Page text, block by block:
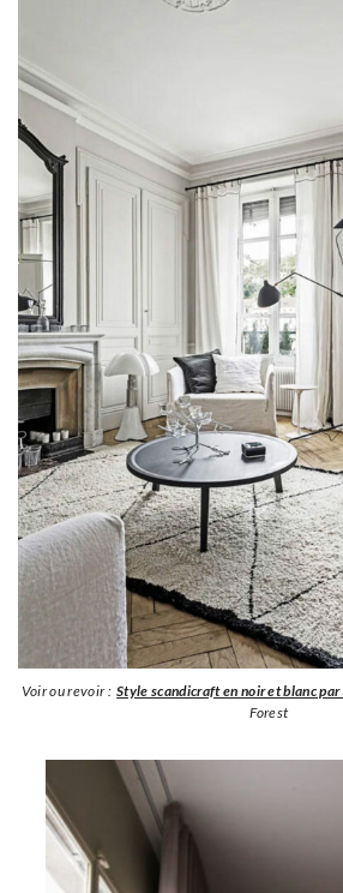
Voir ou revoir : Style scandicraft en noir et blanc
Forest